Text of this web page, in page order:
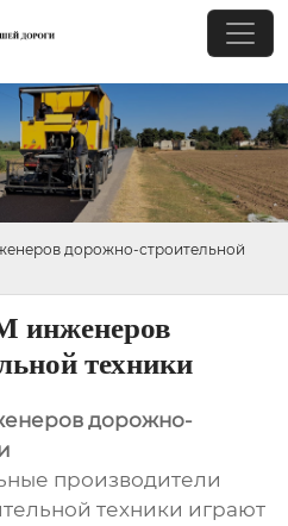
дорожно-строительной
инженеров
техники
дорожно-
производители
техники играют